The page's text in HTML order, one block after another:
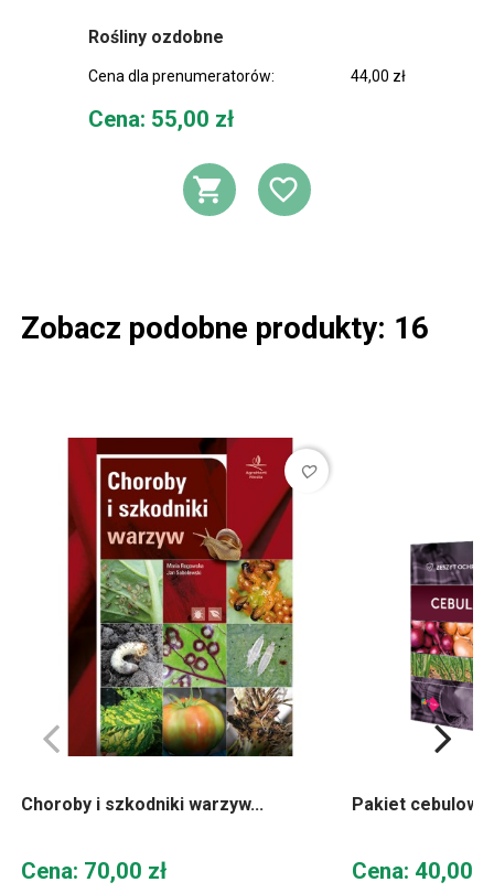
Rośliny ozdobne
Cena dla prenumeratorów: 44,00 zł
Cena
Cena: 55,00 zł
DODAJ DO
DODAJ DO
Zobacz podobne produkty: 16
favorite_border
Choroby i szkodniki warzyw...
Cena
Cena: 70,00 zł
Pakiet cebulowy
Cena
Cena: 40,00